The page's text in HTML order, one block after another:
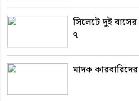
সিলেটে দুই
৭
মাদক